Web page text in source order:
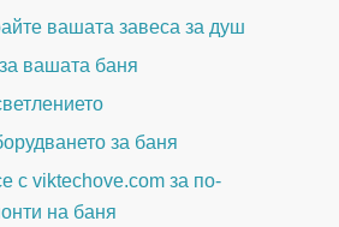
вашата завеса за душ
вашата баня
за баня
с viktechove.com за по-
на баня